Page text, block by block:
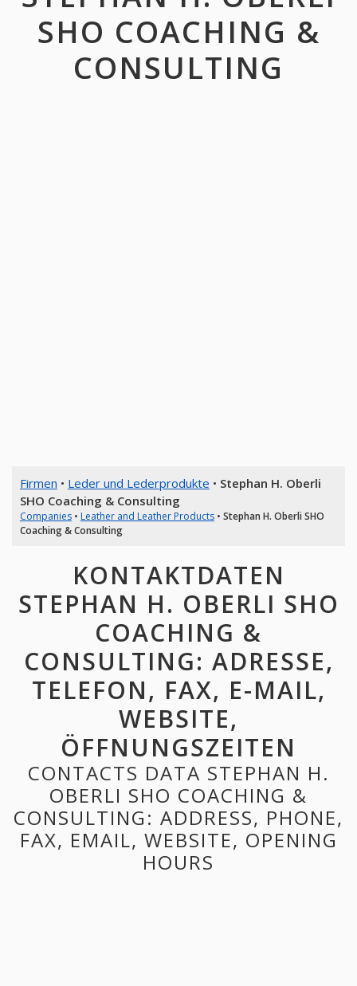
SHO COACHING &
CONSULTING
Firmen • Leder und Lederprodukte • Stephan H. Oberli
SHO Coaching & Consulting
Companies• Leather and Leather Products• Stephan H. Oberli SHO
Coaching & Consulting
KONTAKTDATEN
STEPHAN H. OBERLI SHO
COACHING &
CONSULTING: ADRESSE,
TELEFON, FAX, E-MAIL,
WEBSITE,
ÖFFNUNGSZEITEN
CONTACTS DATA STEPHAN H.
OBERLI SHO COACHING &
CONSULTING: ADDRESS, PHONE,
FAX, EMAIL, WEBSITE, OPENING
HOURS